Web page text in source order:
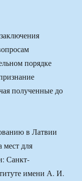
порядке
полученные до
в Латвии
мест для
Санкт-
имени А. И.